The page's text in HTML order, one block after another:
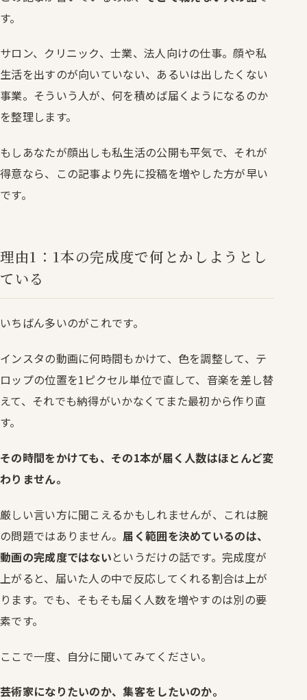
す。
サロン、クリニック、士業、法人向けの仕事。顔や私
生活を出すのが向いていない、あるいは出したくない
事業。そういう人が、何を積めば届くようになるのか
を整理します。
もしあなたが顔出しも私生活の公開も平気で、それが
得意なら、この記事より先に投稿を増やした方が早い
です。
理由1：1本の完成度で何とかしようとし
ている
いちばん多いのがこれです。
インスタの動画に何時間もかけて、色を調整して、テ
ロップの位置を1ピクセル単位で直して、音楽を差し替
えて、それでも納得がいかなくてまた最初から作り直
す。
その時間をかけても、その1本が届く人数はほとんど変
わりません。
厳しい言い方に聞こえるかもしれませんが、これは腕
の問題ではありません。 届く範囲を決めているのは、
動画の完成度ではないというだけの話です。完成度が
上がると、届いた人の中で反応してくれる割合は上が
ります。でも、そもそも届く人数を増やすのは別の要
素です。
ここで一度、自分に聞いてみてください。
芸術家になりたいのか、集客をしたいのか。